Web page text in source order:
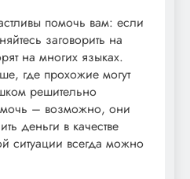
помочь вам: если
заговорить на
на многих языках.
где прохожие могут
решительно
– возможно, они
деньги в качестве
ситуации всегда можно